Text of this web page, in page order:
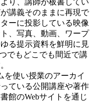
講義そのままに再現で
ーに投影している映像
、写真、動画、ワープ
る提示資料を鮮明に見
でもどこでも間近で講
使い授業のアーカイ
ている公開講座や著作
館のWebサイトを通じ